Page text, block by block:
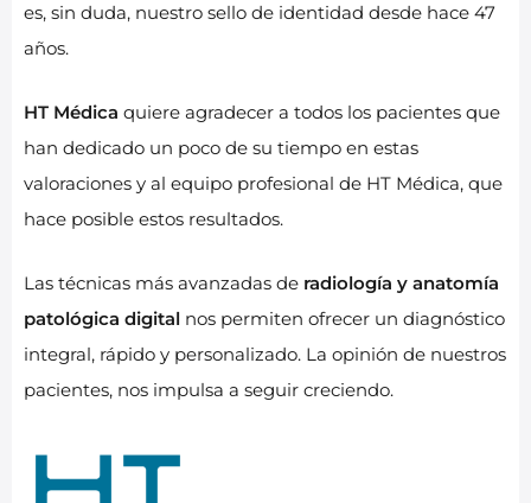
es, sin duda, nuestro sello de identidad desde hace 47
años.
HT Médica quiere agradecer a todos los pacientes que
han dedicado un poco de su tiempo en estas
valoraciones y al equipo profesional de HT Médica, que
hace posible estos resultados.
Las técnicas más avanzadas de radiología y anatomía
patológica digital nos permiten ofrecer un diagnóstico
integral, rápido y personalizado. La opinión de nuestros
pacientes, nos impulsa a seguir creciendo.